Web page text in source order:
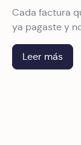
Cada factura
ya pagaste y
recuperación
comprobantes.
Leer más